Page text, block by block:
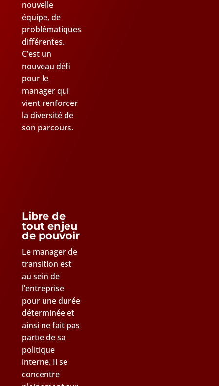
nouvelle
équipe, de
problématiques
différentes.
C’est un
nouveau défi
pour le
manager qui
vient renforcer
la diversité de
son parcours.
Libre de
tout enjeu
de pouvoir
Le manager de
transition est
au sein de
l’entreprise
pour une durée
déterminée et
ainsi ne fait pas
partie de sa
politique
interne. Il se
concentre